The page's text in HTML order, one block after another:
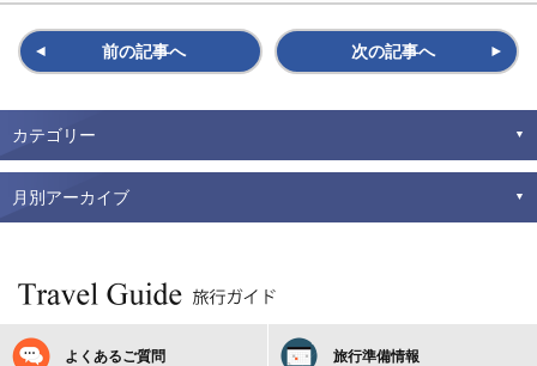
前の記事へ 次の記事へ
カテゴリー
月別アーカイブ
よくあるご質問 旅行準備情報